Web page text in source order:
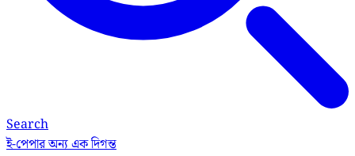
Search
ই-পেপারঅন্য এক দিগন্ত